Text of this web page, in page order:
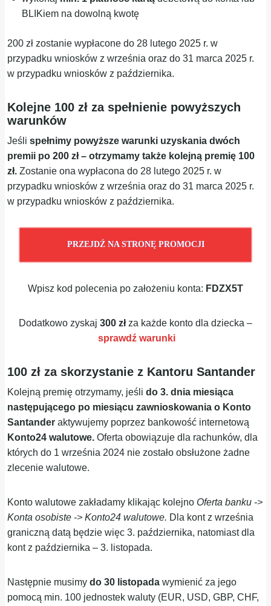
BLIKiem na dowolną kwotę
200 zł zostanie wypłacone do 28 lutego 2025 r. w
przypadku wniosków z września oraz do 31 marca 2025 r.
w przypadku wniosków z października.
Kolejne 100 zł za spełnienie powyższych
warunków
Jeślispełnimy powyższe warunki uzyskania dwóch
premii po 200 zł – otrzymamy także kolejną premię 100
zł. Zostanie ona wypłacona do 28 lutego 2025 r. w
przypadku wniosków z września oraz do 31 marca 2025 r.
w przypadku wniosków z października.
PRZEJDŹ NA STRONĘ PROMOCJI
Wpisz kod polecenia po założeniu konta: FDZX5T
Dodatkowo zyskaj 300 złza każde konto dla dziecka –
sprawdź warunki
100 zł za skorzystanie z Kantoru Santander
Kolejną premię otrzymamy, jeślido 3. dnia miesiąca
następującego po miesiącu zawnioskowania o Konto
Santanderaktywujemy poprzez bankowość internetową
Konto24 walutowe.Oferta obowiązuje dla rachunków, dla
których do 1 września 2024 nie zostało obsłużone żadne
zlecenie walutowe.
Konto walutowe zakładamy klikając kolejno Oferta banku ->
Konta osobiste -> Konto24 walutowe. Dla kont z września
graniczną datą będzie więc 3. października, natomiast dla
kont z października – 3. listopada.
Następnie musimy do 30 listopadawymienić za jego
pomocą min. 100 jednostek waluty (EUR, USD, GBP, CHF,